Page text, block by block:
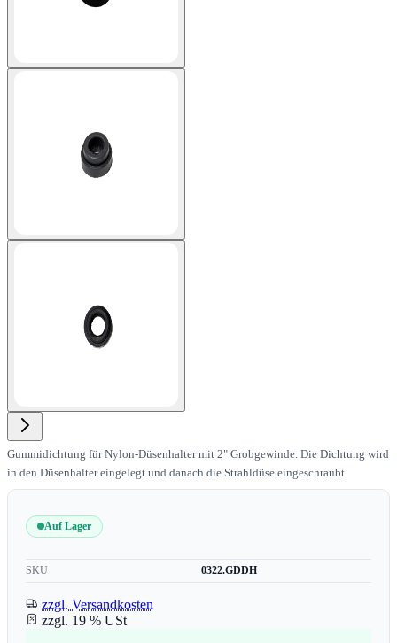
Gummidichtung für Nylon-Düsenhalter mit 2" Grobgewinde. Die Dichtung wird
in den Düsenhalter eingelegt und danach die Strahldüse eingeschraubt.
Auf Lager
SKU 0322.GDDH
zzgl. Versandkosten
zzgl. 19 % USt